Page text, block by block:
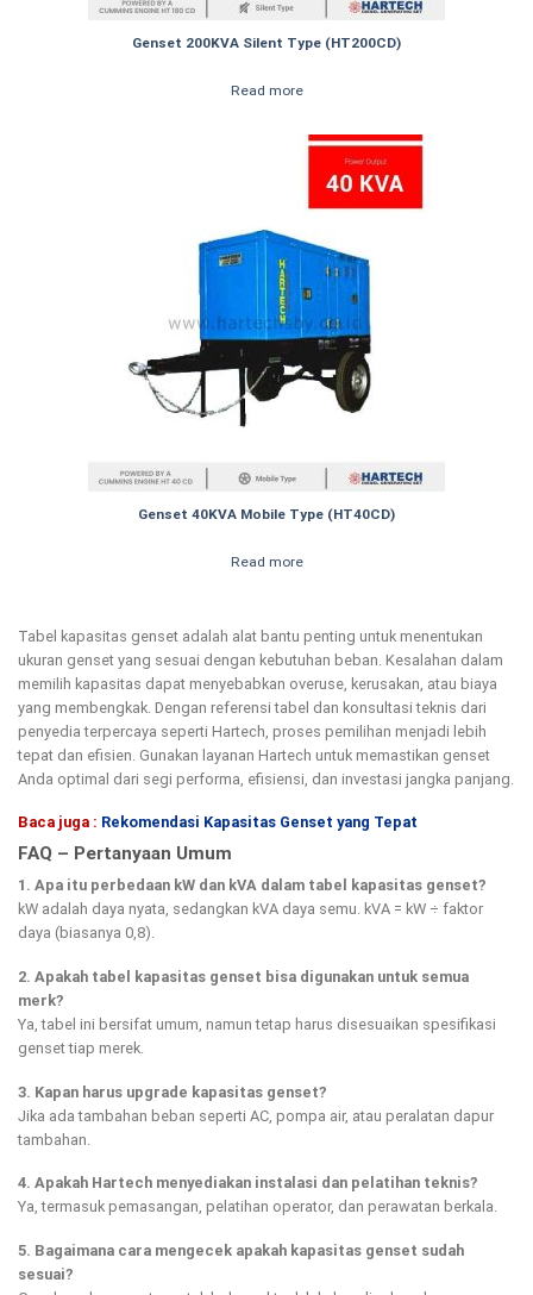
Genset 200KVA Silent Type (HT200CD)
Read more
Genset 40KVA Mobile Type (HT40CD)
Read more
Tabel kapasitas genset adalah alat bantu penting untuk menentukan
ukuran genset yang sesuai dengan kebutuhan beban. Kesalahan dalam
memilih kapasitas dapat menyebabkan overuse, kerusakan, atau biaya
yang membengkak. Dengan referensi tabel dan konsultasi teknis dari
penyedia terpercaya seperti Hartech, proses pemilihan menjadi lebih
tepat dan efisien. Gunakan layanan Hartech untuk memastikan genset
Anda optimal dari segi performa, efisiensi, dan investasi jangka panjang.
Baca juga : Rekomendasi Kapasitas Genset yang Tepat
FAQ – Pertanyaan Umum
1. Apa itu perbedaan kW dan kVA dalam tabel kapasitas genset?
kW adalah daya nyata, sedangkan kVA daya semu. kVA = kW ÷ faktor
daya (biasanya 0,8).
2. Apakah tabel kapasitas genset bisa digunakan untuk semua
merk?
Ya, tabel ini bersifat umum, namun tetap harus disesuaikan spesifikasi
genset tiap merek.
3. Kapan harus upgrade kapasitas genset?
Jika ada tambahan beban seperti AC, pompa air, atau peralatan dapur
tambahan.
4. Apakah Hartech menyediakan instalasi dan pelatihan teknis?
Ya, termasuk pemasangan, pelatihan operator, dan perawatan berkala.
5. Bagaimana cara mengecek apakah kapasitas genset sudah
sesuai?